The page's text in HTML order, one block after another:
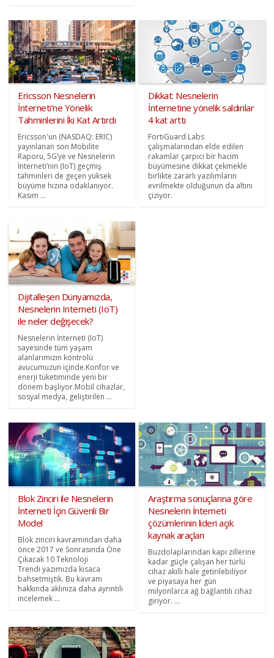
Ericsson Nesnelerin
İnterneti’ne Yönelik
Tahminlerini İki Kat Artırdı
Ericsson'un (NASDAQ: ERIC)
yayınlanan son Mobilite
Raporu, 5G’ye ve Nesnelerin
İnterneti’nin (IoT) geçmiş
tahminleri de geçen yüksek
büyüme hızına odaklanıyor.
Kasım ...
Dikkat: Nesnelerin
İnternetine yönelik saldırılar
4 kat arttı
FortiGuard Labs
çalışmalarından elde edilen
rakamlar çarpıcı bir hacim
büyümesine dikkat çekmekle
birlikte zararlı yazılımların
evrilmekte olduğunun da altını
çiziyor.
Dijitalleşen Dünyamızda,
Nesnelerin Interneti (IoT)
ile neler değişecek?
Nesnelerin İnterneti (IoT)
sayesinde tüm yaşam
alanlarımızın kontrolü
avucumuzun içinde.Konfor ve
enerji tüketiminde yeni bir
dönem başlıyor.Mobil cihazlar,
sosyal medya, geliştirilen ...
Blok Zinciri ile Nesnelerin
İnterneti İçin Güvenli Bir
Model
Blok zinciri kavramından daha
önce 2017 ve Sonrasında Öne
Çıkacak 10 Teknoloji
Trendi yazımızda kısaca
bahsetmiştik. Bu kavram
hakkında aklınıza daha ayrıntılı
incelemek ...
Araştırma sonuçlarına göre
Nesnelerin İnterneti
çözümlerinin lideri açık
kaynak araçları
Buzdolaplarından kapı zillerine
kadar güçle çalışan her türlü
cihaz akıllı hale getirilebiliyor
ve piyasaya her gün
milyonlarca ağ bağlantılı cihaz
giriyor. ...